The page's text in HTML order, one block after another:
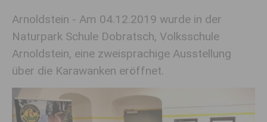
Arnoldstein - Am 04.12.2019 wurde in der
Naturpark Schule Dobratsch, Volksschule
Arnoldstein, eine zweisprachige Ausstellung
über die Karawanken eröffnet.